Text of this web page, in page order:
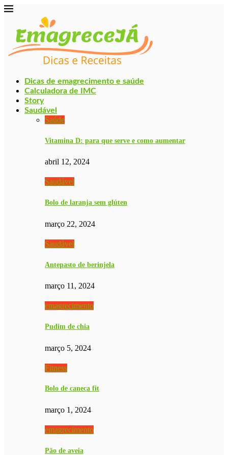
Dicas de emagrecimento e saúde
Calculadora de IMC
Story
Saudável
Saúde
Vitamina D: para que serve e como aumentar
abril 12, 2024
Saudável
Bolo de laranja sem glúten
março 22, 2024
Saudável
Antepasto de berinjela
março 11, 2024
emagrecimento
Pudim de chia
março 5, 2024
Fitness
Bolo de caneca fit
março 1, 2024
emagrecimento
Pão de aveia